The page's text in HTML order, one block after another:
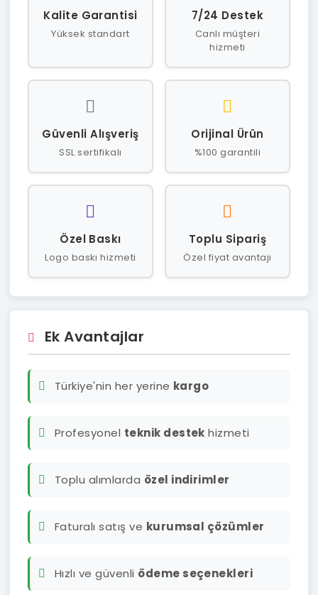
Kalite Garantisi
Yüksek standart
7/24 Destek
Canlı müşteri
hizmeti
Güvenli Alışveriş
SSL sertifikalı
Orijinal Ürün
%100 garantili
Özel Baskı
Logo baskı hizmeti
Toplu Sipariş
Özel fiyat avantajı
Ek Avantajlar
Türkiye'nin her yerine kargo
Profesyonel teknik destek hizmeti
Toplu alımlarda özel indirimler
Faturalı satış ve kurumsal çözümler
Hızlı ve güvenli ödeme seçenekleri